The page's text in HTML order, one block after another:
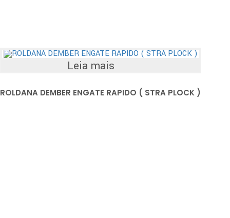
Leia mais
ROLDANA DEMBER ENGATE RAPIDO ( STRA PLOCK )